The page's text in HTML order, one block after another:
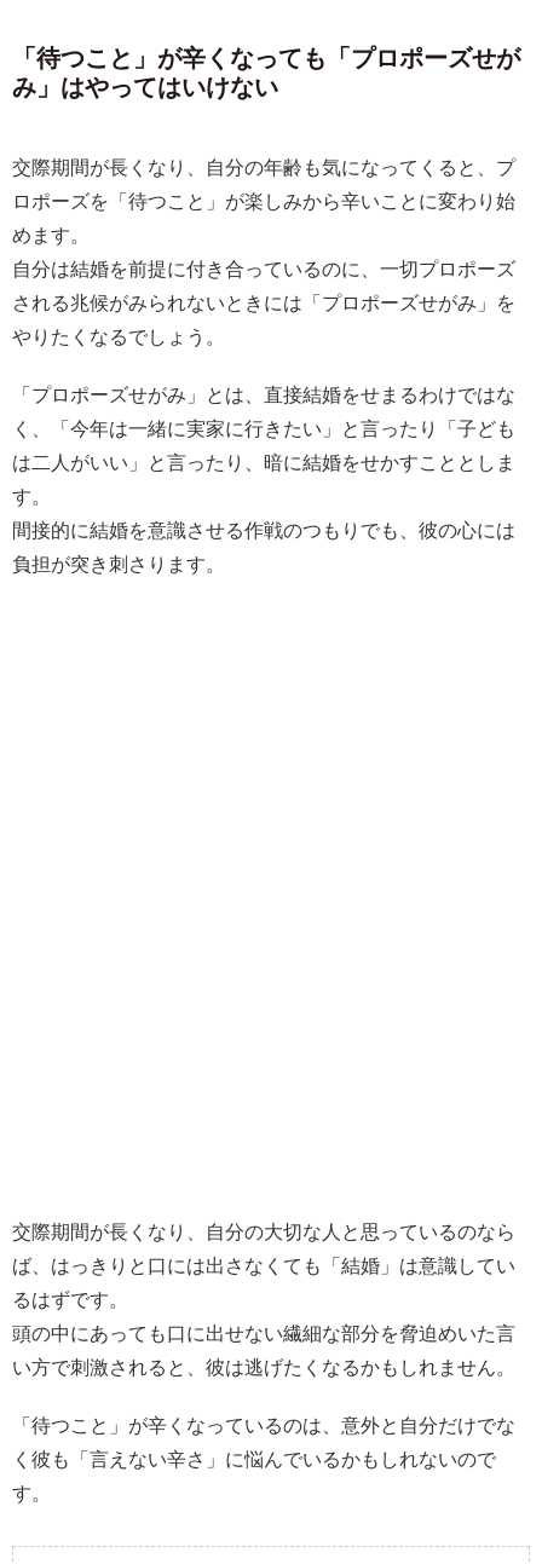
「待つこと」が辛くなっても「プロポーズせが
み」はやってはいけない
交際期間が長くなり、自分の年齢も気になってくると、プ
ロポーズを「待つこと」が楽しみから辛いことに変わり始
めます。
自分は結婚を前提に付き合っているのに、一切プロポーズ
される兆候がみられないときには「プロポーズせがみ」を
やりたくなるでしょう。
「プロポーズせがみ」とは、直接結婚をせまるわけではな
く、「今年は一緒に実家に行きたい」と言ったり「子ども
は二人がいい」と言ったり、暗に結婚をせかすこととしま
す。
間接的に結婚を意識させる作戦のつもりでも、彼の心には
負担が突き刺さります。
交際期間が長くなり、自分の大切な人と思っているのなら
ば、はっきりと口には出さなくても「結婚」は意識してい
るはずです。
頭の中にあっても口に出せない繊細な部分を脅迫めいた言
い方で刺激されると、彼は逃げたくなるかもしれません。
「待つこと」が辛くなっているのは、意外と自分だけでな
く彼も「言えない辛さ」に悩んでいるかもしれないので
す。